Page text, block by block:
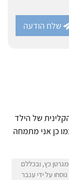
שלח הודעה
של הילד
כן אני מתמחה
כץ, ובכללם
על ידי ענבר